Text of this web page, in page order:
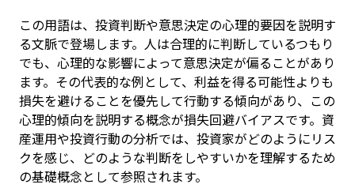
この用語は、投資判断や意思決定の心理的要因を説明す
る文脈で登場します。人は合理的に判断しているつもり
でも、心理的な影響によって意思決定が偏ることがあり
ます。その代表的な例として、利益を得る可能性よりも
損失を避けることを優先して行動する傾向があり、この
心理的傾向を説明する概念が損失回避バイアスです。資
産運用や投資行動の分析では、投資家がどのようにリス
クを感じ、どのような判断をしやすいかを理解するため
の基礎概念として参照されます。